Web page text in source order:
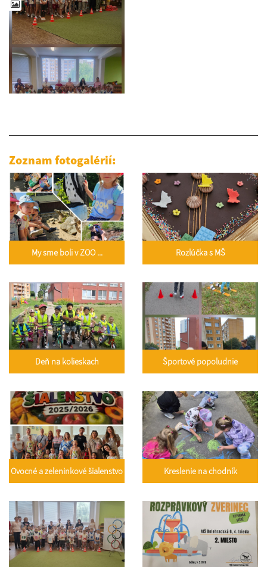
Zoznam fotogalérií:
My sme boli v ZOO ... Rozlúčka s MŠ
Deň na kolieskach Športové popoludnie
Ovocné a zeleninkové šialenstvo Kreslenie na chodník